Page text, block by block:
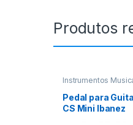
Produtos
Instrumentos
Pedal para
CS Mini Ibanez